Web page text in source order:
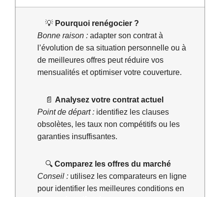
💡 Pourquoi renégocier ?
Bonne raison : adapter son contrat à
l’évolution de sa situation personnelle ou à
de meilleures offres peut réduire vos
mensualités et optimiser votre couverture.
📄 Analysez votre contrat actuel
Point de départ : identifiez les clauses
obsolètes, les taux non compétitifs ou les
garanties insuffisantes.
🔍 Comparez les offres du marché
Conseil : utilisez les comparateurs en ligne
pour identifier les meilleures conditions en